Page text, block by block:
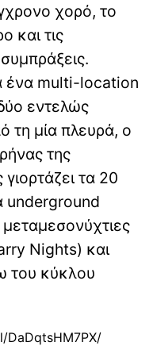
χορό, το
και τις
ένα multi-location
εντελώς
τη μία πλευρά, ο
της
τα 20
underground
Nights) και
του κύκλου
DaDqtsHM7PX/